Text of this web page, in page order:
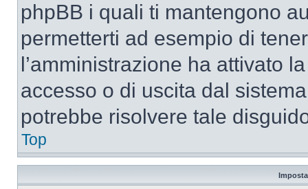
phpBB i quali ti mantengono
permetterti ad esempio di
l’amministrazione ha attivato
accesso o di uscita dal
potrebbe risolvere tale
Top